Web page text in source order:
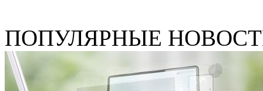
ПОПУЛЯРНЫЕ